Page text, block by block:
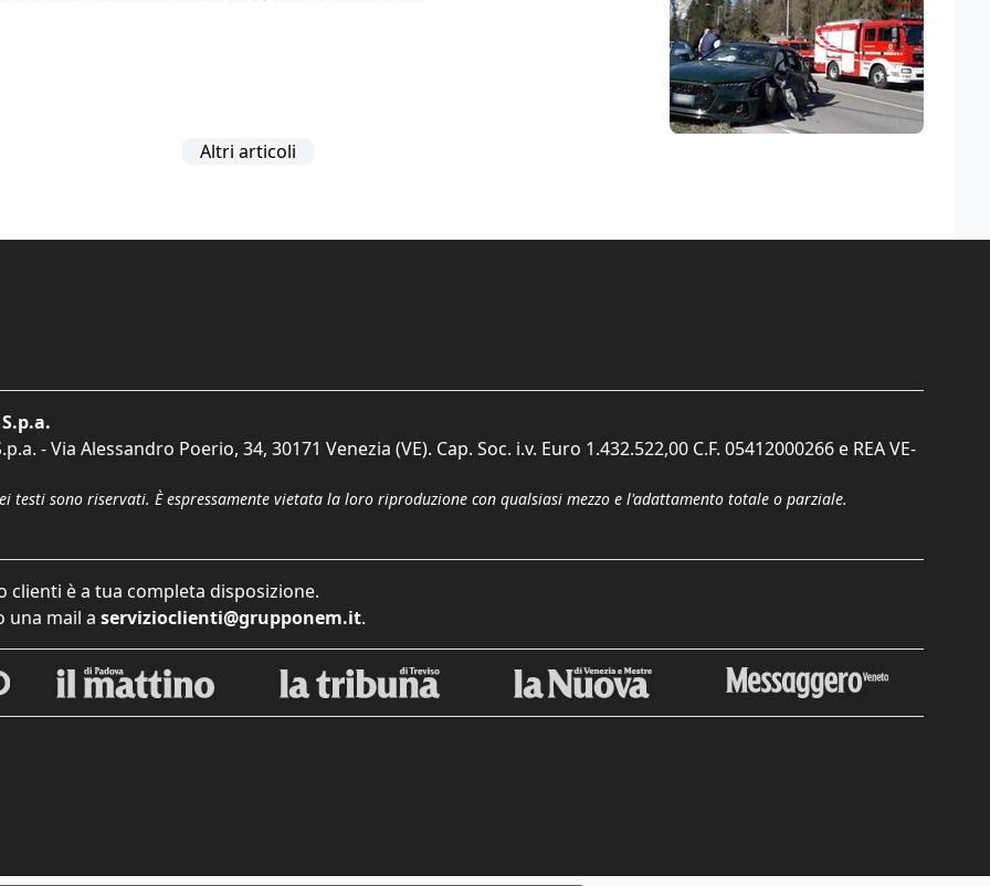
Altri articoli
- Via Alessandro Poerio, 34, 30171 Venezia (VE). Cap. Soc. i.v. Euro 1.432.522,00 C.F. 05412000266 e REA VE-
testi sono riservati. È espressamente vietata la loro riproduzione con qualsiasi mezzo e l'adattamento totale o parziale.
clienti è a tua completa disposizione.
una mail a servizioclienti@grupponem.it.